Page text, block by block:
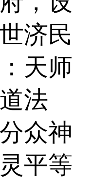
济民
天师
法
众神
平等